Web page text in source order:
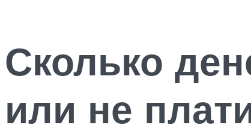
Сколько
или не